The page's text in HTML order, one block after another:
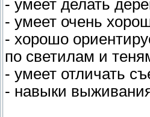
- умеет делать
- умеет очень
- хорошо
по светилам и
- умеет отличать
- навыки